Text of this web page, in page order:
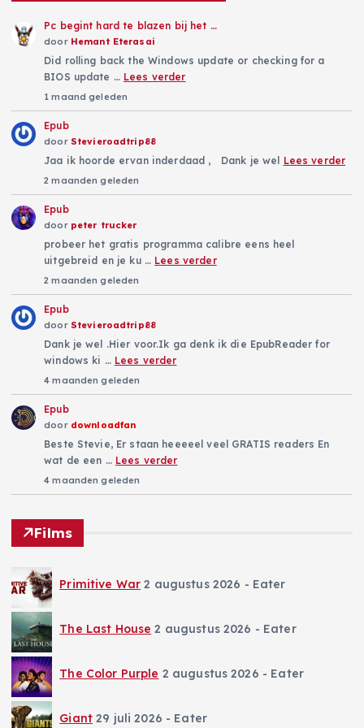
Pc begint hard te blazen bij het …
door Hemant Eterasai
Did rolling back the Windows update or checking for a
BIOS update … Lees verder
1 maand geleden
Epub
door Stevieroadtrip88
Jaa ik hoorde ervan inderdaad , Dank je wel Lees verder
2 maanden geleden
Epub
door peter trucker
probeer het gratis programma calibre eens heel
uitgebreid en je ku … Lees verder
2 maanden geleden
Epub
door Stevieroadtrip88
Dank je wel .Hier voor.Ik ga denk ik die EpubReader for
windows ki … Lees verder
4 maanden geleden
Epub
door downloadfan
Beste Stevie, Er staan heeeeel veel GRATIS readers En
wat de een … Lees verder
4 maanden geleden
Films
Primitive War 2 augustus 2026 - Eater
The Last House 2 augustus 2026 - Eater
The Color Purple 2 augustus 2026 - Eater
Giant 29 juli 2026 - Eater